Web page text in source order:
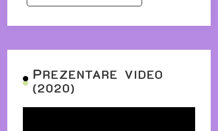
PREZENTARE VIDEO
(2020)